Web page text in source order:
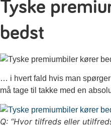
Tyske
bedst
… i hvert fald hvis man
må tage til takke med en
Q: “Hvor tilfreds eller